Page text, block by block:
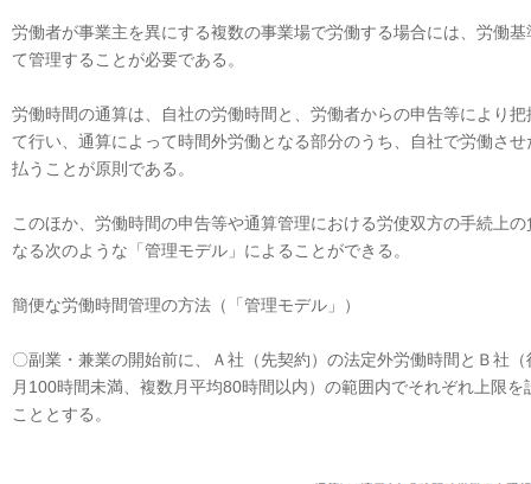
労働者が事業主を異にする複数の事業場で労働する場合には、労働
て管理することが必要である。
労働時間の通算は、自社の労働時間と、労働者からの申告等により
て行い、通算によって時間外労働となる部分のうち、自社で労働さ
払うことが原則である。
このほか、労働時間の申告等や通算管理における労使双方の手続上
なる次のような「管理モデル」によることができる。
簡便な労働時間管理の方法（「管理モデル」）
〇副業・兼業の開始前に、Ａ社（先契約）の法定外労働時間とＢ社
月100時間未満、複数月平均80時間以内）の範囲内でそれぞれ上限
こととする。